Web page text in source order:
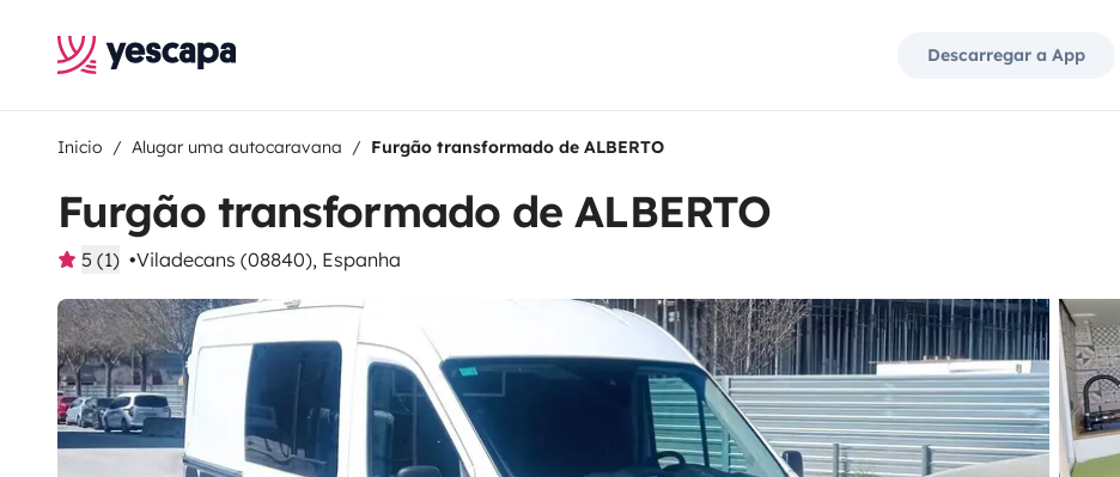
Descarregar a App
Inicio Alugar uma autocaravana Furgão transformado de ALBERTO
Furgão transformado de ALBERTO
5 (1) Viladecans (08840), Espanha